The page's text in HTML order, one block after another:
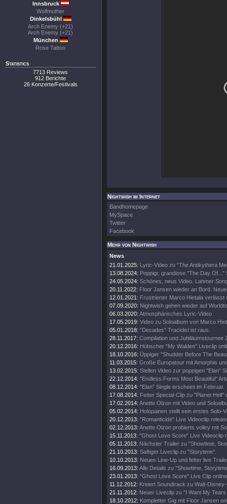
Innsbruck
Wolfmother
Dinkelsbühl
Arch Enemy (+21)
Arch Enemy (+21)
München
Rose Tattoo
Statistics
7713 Reviews
912 Berichte
26 Konzerte/Festivals
Nightwish im Internet
Bandhomepage
MySpace
Twitter
Facebook
Mehr von Nightwish
News
21.01.2025: Lyric-Video zu "The Antikythera
13.08.2024: Poppigr, grandiose "The Day Of..."
24.05.2024: Schönes, neus Video. Lahmer
20.11.2022: Floor Jansen wieder an Bord.
12.01.2021: Frustrierter Marco Hietala verlässt
07.09.2020: Nightwish gehen wieder auf
06.03.2020: Atmosphärisches Lyric-Video
17.05.2019: Video zu Soloalbum von Marco
05.01.2018: "Decades" Tracklist ist raus.
28.11.2017: Compilation und Jubiläumstournee
20.12.2016: Hübscher "My Walden" Liveclip
18.10.2016: Üppiger "Shudder Before The
11.03.2015: Große Europatour mit Amorphis
13.02.2015: Stellen Video zur poppigen "Elan"
22.12.2014: "Endless Forms Most Beautiful"
08.12.2014: "Elan" Single erscheint im Februar.
17.08.2014: Fetter Special-Clip zu "Planet Hell"
17.02.2014: Anette Olzon mit Video und
05.02.2014: Holopainen stellt sein erstes Solo-
20.12.2013: "Romanticide" Live Videoclip
02.12.2013: Anette Olzon probierts volley mit
15.11.2013: "Ghost Love Score" Live Videoclip
05.11.2013: Nächster Trailer zu "Showtime,
21.10.2013: Saftiger Liveclip zu "Storytime".
10.10.2013: Neues Line-Up und fetter live
16.09.2013: Alle Details zu "Showtime,
23.01.2013: "Ghost Love Score" Live Clip
11.12.2012: Kreiert Soundtrack zu Walt-
21.11.2012: Neuer Liveclip zu "I Want My
18.10.2012: Kompletter Gig mit Floor Jansen